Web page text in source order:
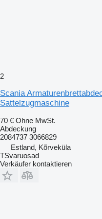
2
Scania
Sattelzugmaschine
70 € Ohne MwSt.
Abdeckung
2084737 3066829
Estland, Kõrveküla
TSvaruosad
Verkäufer kontaktieren